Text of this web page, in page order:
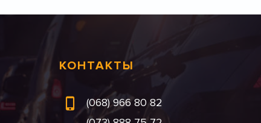
КОНТАКТЫ
(068) 966 80 82